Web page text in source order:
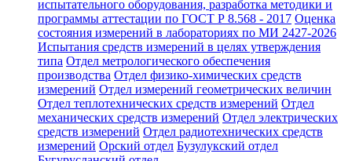
испытательного оборудования, разработка методики и
программы аттестации по ГОСТ Р 8.568 - 2017 Оценка
состояния измерений в лабораториях по МИ 2427-2026
Испытания средств измерений в целях утверждения
типа Отдел метрологического обеспечения
производства Отдел физико-химических средств
измерений Отдел измерений геометрических величин
Отдел теплотехнических средств измерений Отдел
механических средств измерений Отдел электрических
средств измерений Отдел радиотехнических средств
измерений Орский отдел Бузулукский отдел